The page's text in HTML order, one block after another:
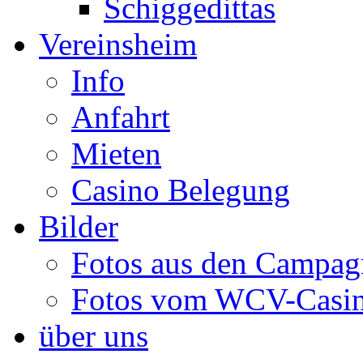
Schiggedittas
Vereinsheim
Info
Anfahrt
Mieten
Casino Belegung
Bilder
Fotos aus den
Fotos vom WCV-
über uns